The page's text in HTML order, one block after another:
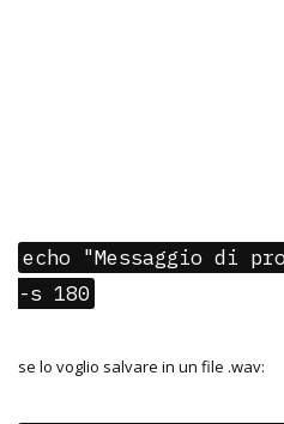
echo "Messaggio di
-s 180
se lo voglio salvare in un file .wav: